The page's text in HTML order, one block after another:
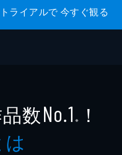
ライアルで 今すぐ観る
数No.1 ※ ！
は